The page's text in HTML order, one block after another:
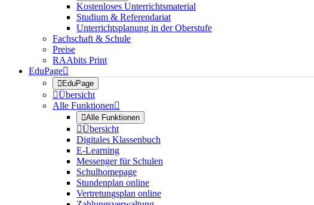
Kostenloses Unterrichtsmaterial
Studium & Referendariat
Unterrichtsplanung in der Oberstufe
Fachschaft & Schule
Preise
RAAbits Print
EduPage
EduPage
Übersicht
Alle Funktionen
Alle Funktionen
Übersicht
Digitales Klassenbuch
E-Learning
Messenger für Schulen
Schulhomepage
Stundenplan online
Vertretungsplan online